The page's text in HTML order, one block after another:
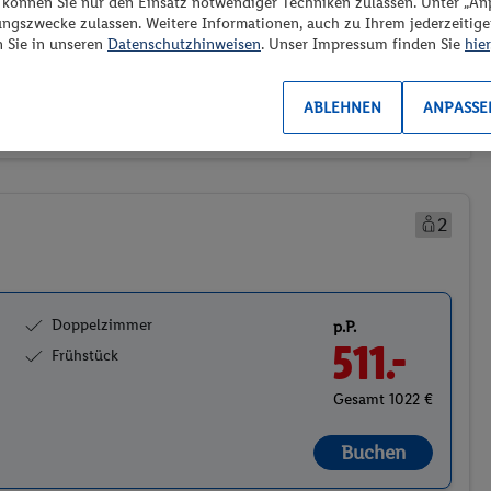
Weitere Filter
(0/1)
Preis aufsteigend
2
Doppelzimmer
Frühstück
p.P.
511.-
Gesamt 1022 €
Buchen
zulassen. Weitere Informationen, auch zu Ihrem
in unseren Datenschutzhinweisen. Unser Impressum finden Sie hier
ABLEHNEN